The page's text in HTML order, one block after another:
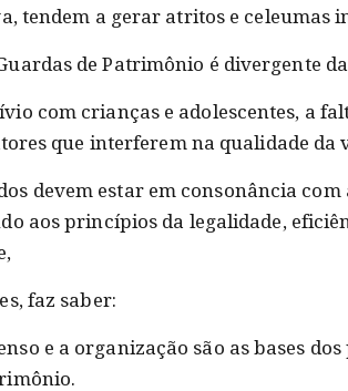
tendem a gerar atritos e celeumas
de Patrimônio é divergente
com crianças e adolescentes, a
que interferem na qualidade da
devem estar em consonância
aos princípios da legalidade,
faz saber:
e a organização são as bases